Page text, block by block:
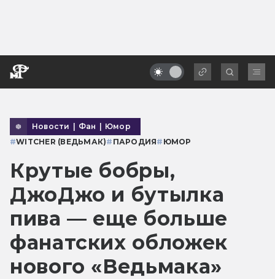
Новости | Фан | Юмор
#WITCHER (ВЕДЬМАК)# ПАРОДИЯ# ЮМОР
Крутые бобры,
ДжоДжо и бутылка
пива — еще больше
фанатских обложек
нового «Ведьмака»